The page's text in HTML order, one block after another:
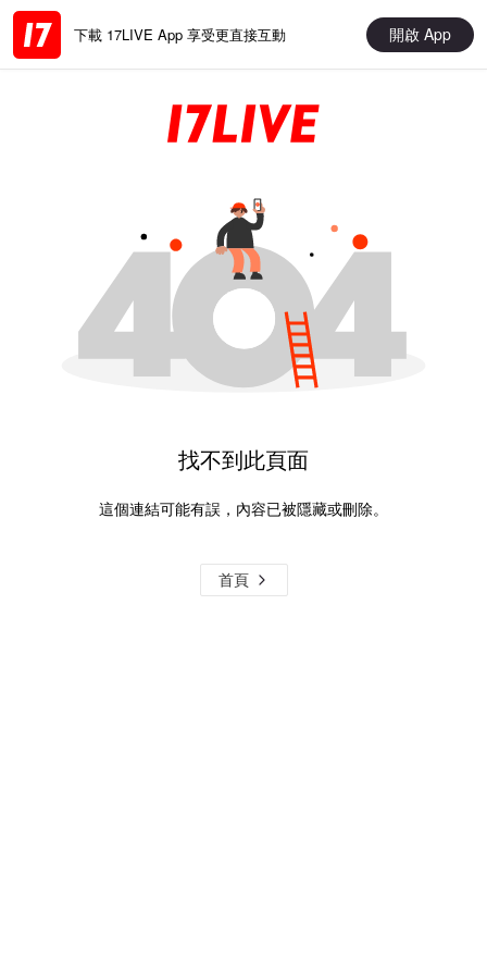
下載 17LIVE App 享受更直接互動 開啟 App
找不到此頁面
這個連結可能有誤，內容已被隱藏或刪除。
首頁